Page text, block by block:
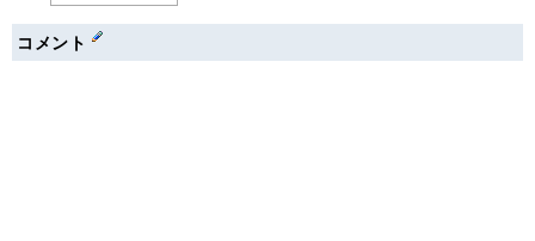
コメント